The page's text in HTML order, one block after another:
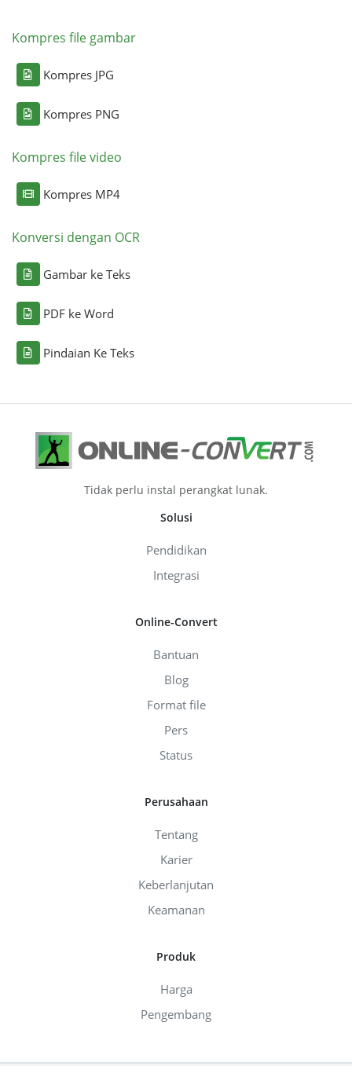
Kompres file gambar
Kompres JPG
Kompres PNG
Kompres file video
Kompres MP4
Konversi dengan OCR
Gambar ke Teks
PDF ke Word
Pindaian Ke Teks
Tidak perlu instal perangkat lunak.
Solusi
Pendidikan
Integrasi
Online-Convert
Bantuan
Blog
Format file
Pers
Status
Perusahaan
Tentang
Karier
Keberlanjutan
Keamanan
Produk
Harga
Pengembang